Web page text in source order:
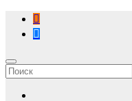
Перейти
содержимому